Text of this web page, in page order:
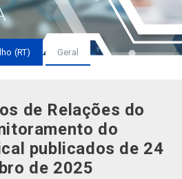
(RT) Geral
de Relações do
do
publicados de 24
de 2025